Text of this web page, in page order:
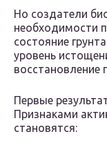
Но создатели
необходимости
состояние
уровень
Первые
Признаками
становятся: